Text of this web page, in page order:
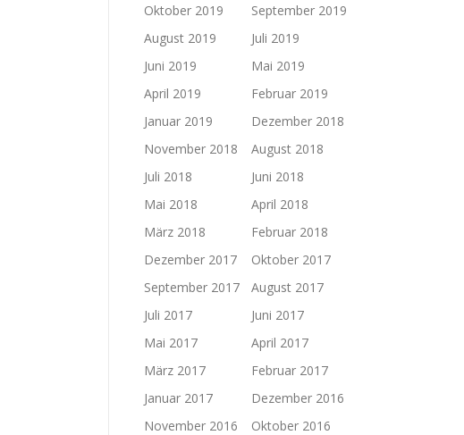
Oktober 2019
September 2019
August 2019
Juli 2019
Juni 2019
Mai 2019
April 2019
Februar 2019
Januar 2019
Dezember 2018
November 2018
August 2018
Juli 2018
Juni 2018
Mai 2018
April 2018
März 2018
Februar 2018
Dezember 2017
Oktober 2017
September 2017
August 2017
Juli 2017
Juni 2017
Mai 2017
April 2017
März 2017
Februar 2017
Januar 2017
Dezember 2016
November 2016
Oktober 2016